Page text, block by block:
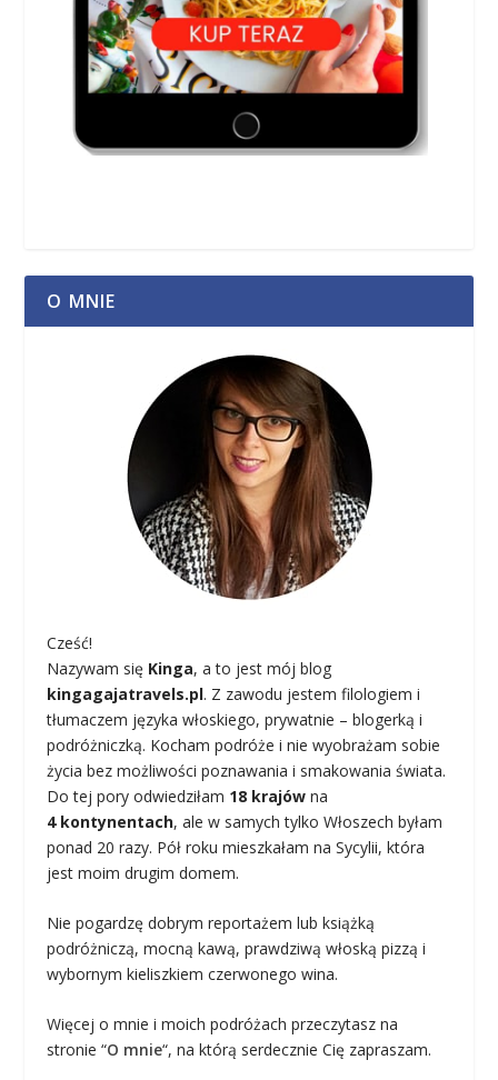
O MNIE
Cześć!
Nazywam się Kinga, a to jest mój blog
kingagajatravels.pl. Z zawodu jestem filologiem i
tłumaczem języka włoskiego, prywatnie – blogerką i
podróżniczką. Kocham podróże i nie wyobrażam sobie
życia bez możliwości poznawania i smakowania świata.
Do tej pory odwiedziłam 18 krajów na
4 kontynentach, ale w samych tylko Włoszech byłam
ponad 20 razy. Pół roku mieszkałam na Sycylii, która
jest moim drugim domem.
Nie pogardzę dobrym reportażem lub książką
podróżniczą, mocną kawą, prawdziwą włoską pizzą i
wybornym kieliszkiem czerwonego wina.
Więcej o mnie i moich podróżach przeczytasz na
stronie “O mnie“, na którą serdecznie Cię zapraszam.